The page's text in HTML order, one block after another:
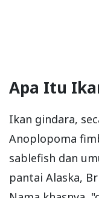
Apa Itu
Ikan gindara,
Anoplopoma
sablefish dan
pantai Alaska,